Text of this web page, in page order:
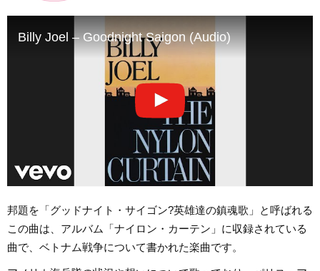
Billy Joel – Goodnight Saigon (Audio)
邦題を「グッドナイト・サイゴン?英雄達の鎮魂歌」と呼ばれる
この曲は、アルバム「ナイロン・カーテン」に収録されている
曲で、ベトナム戦争について書かれた楽曲です。